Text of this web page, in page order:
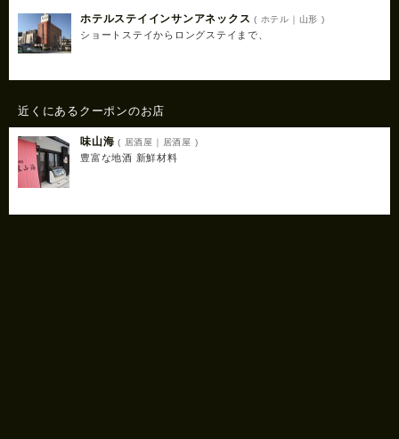
ホテルステイインサンアネックス ( ホテル｜山形 )
ショートステイからロングステイまで、
近くにあるクーポンのお店
味山海 ( 居酒屋｜居酒屋 )
豊富な地酒 新鮮材料